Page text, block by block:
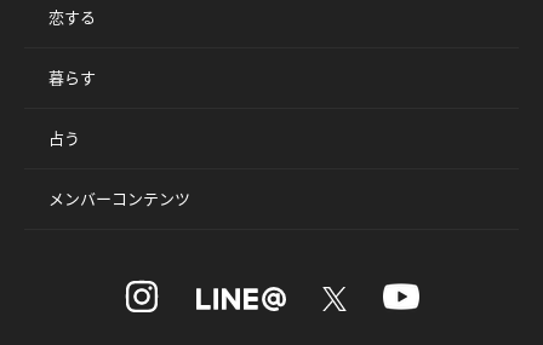
恋する
暮らす
占う
メンバーコンテンツ